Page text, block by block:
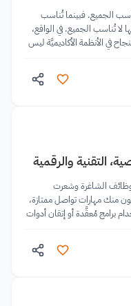
الجميع. فبينما تُناسب
لا تُناسب الجميع. في الواقع،
في الأنظمة الأكاديميَّة ليس
التقنية والرقمية
الشاغرة وشعرت
منك مهارات تواصل ممتازة،
برامج مُعقَّدة أو إتقان أدوات